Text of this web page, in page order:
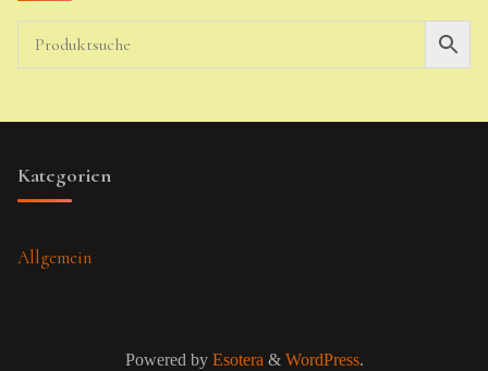
Kategorien
Allgemein
Powered byEsotera& WordPress.